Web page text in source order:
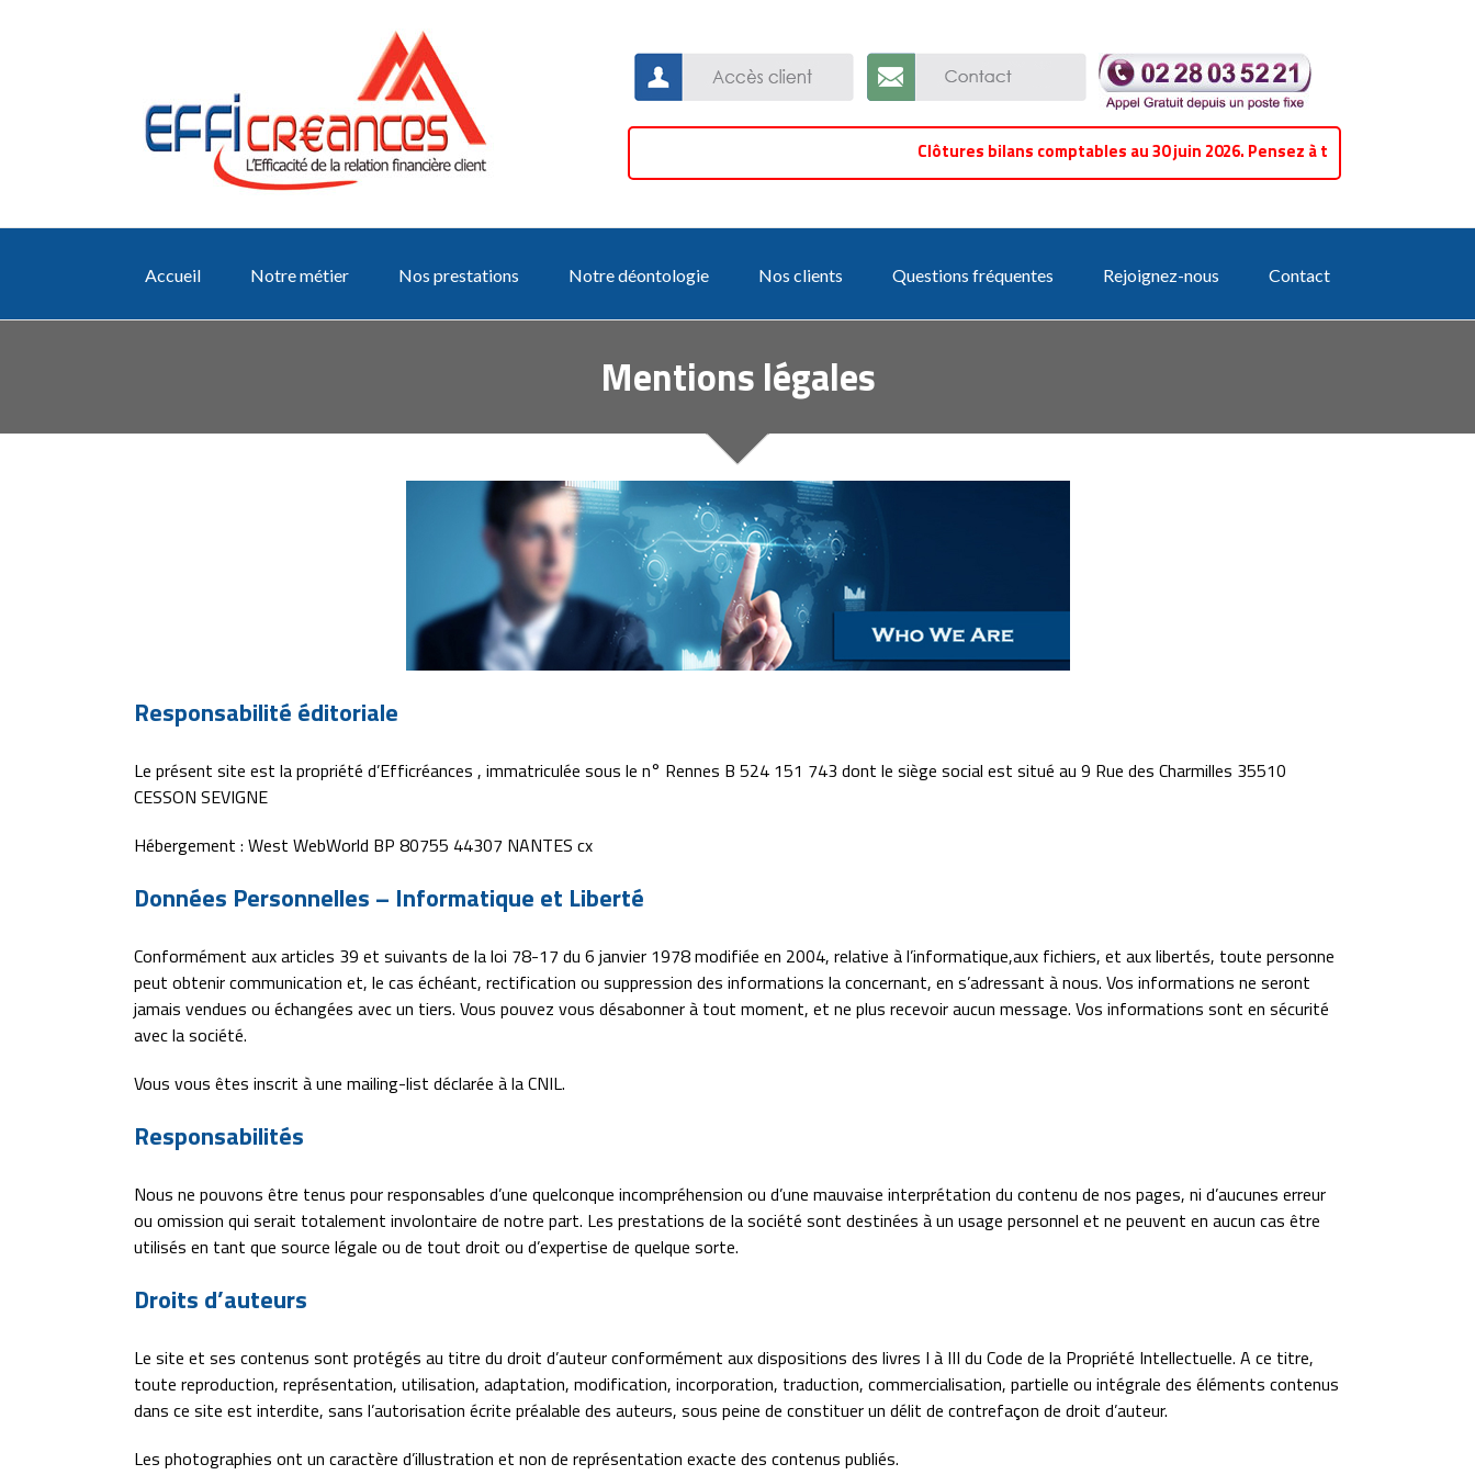
Clôtures bilans comptables au 30 juin 2026. Pensez à traiter les impayés
Accueil Notre métier Nos prestations Notre déontologie Nos clients Questions fréquentes Rejoignez-nous Contact
Mentions légales
Responsabilité éditoriale
Le présent site est la propriété d’Efficréances , immatriculée sous le n° Rennes B 524 151 743 dont le siège social est situé au 9 Rue des Charmilles 35510
CESSON SEVIGNE
Hébergement : West WebWorld BP 80755 44307 NANTES cx
Données Personnelles – Informatique et Liberté
Conformément aux articles 39 et suivants de la loi 78-17 du 6 janvier 1978 modifiée en 2004, relative à l’informatique,aux fichiers, et aux libertés, toute personne
peut obtenir communication et, le cas échéant, rectification ou suppression des informations la concernant, en s’adressant à nous. Vos informations ne seront
jamais vendues ou échangées avec un tiers. Vous pouvez vous désabonner à tout moment, et ne plus recevoir aucun message. Vos informations sont en sécurité
avec la société.
Vous vous êtes inscrit à une mailing-list déclarée à la CNIL.
Responsabilités
Nous ne pouvons être tenus pour responsables d’une quelconque incompréhension ou d’une mauvaise interprétation du contenu de nos pages, ni d’aucunes erreur
ou omission qui serait totalement involontaire de notre part. Les prestations de la société sont destinées à un usage personnel et ne peuvent en aucun cas être
utilisés en tant que source légale ou de tout droit ou d’expertise de quelque sorte.
Droits d’auteurs
Le site et ses contenus sont protégés au titre du droit d’auteur conformément aux dispositions des livres I à III du Code de la Propriété Intellectuelle. A ce titre,
toute reproduction, représentation, utilisation, adaptation, modification, incorporation, traduction, commercialisation, partielle ou intégrale des éléments contenus
dans ce site est interdite, sans l’autorisation écrite préalable des auteurs, sous peine de constituer un délit de contrefaçon de droit d’auteur.
Les photographies ont un caractère d’illustration et non de représentation exacte des contenus publiés.